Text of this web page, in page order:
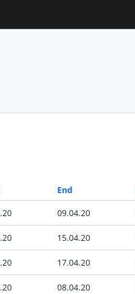
End
09.04.20
15.04.20
17.04.20
08.04.20